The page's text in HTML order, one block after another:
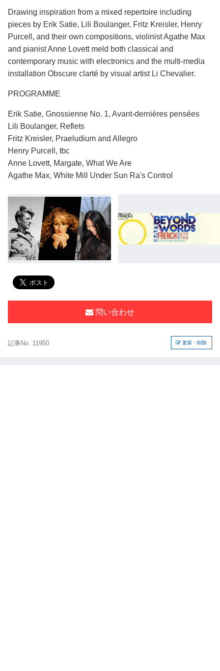
Drawing inspiration from a mixed repertoire including
pieces by Erik Satie, Lili Boulanger, Fritz Kreisler, Henry
Purcell, and their own compositions, violinist Agathe Max
and pianist Anne Lovett meld both classical and
contemporary music with electronics and the multi-media
installation Obscure clarté by visual artist Li Chevalier.
PROGRAMME
Erik Satie, Gnossienne No. 1, Avant-dernières pensées
Lili Boulanger, Reflets
Fritz Kreisler, Praeludium and Allegro
Henry Purcell, tbc
Anne Lovett, Margate, What We Are
Agathe Max, White Mill Under Sun Ra's Control
問い合わせ
記事No. 11950 更新・削除